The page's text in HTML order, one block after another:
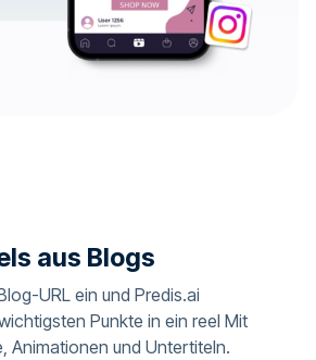
aus Blogs
URL ein und Predis.ai
Punkte in ein reel Mit
Animationen und Untertiteln.